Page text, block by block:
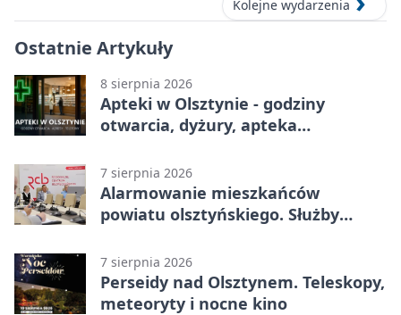
Kolejne wydarzenia
Ostatnie Artykuły
8 sierpnia 2026
Apteki w Olsztynie - godziny
otwarcia, dyżury, apteka
7 sierpnia 2026
Alarmowanie mieszkańców
powiatu olsztyńskiego. Służby
7 sierpnia 2026
Perseidy nad Olsztynem. Teleskopy,
meteoryty i nocne kino